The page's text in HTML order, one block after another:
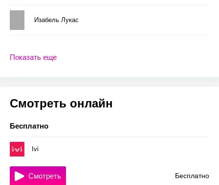
Изабель Лукас
Показать еще
Смотреть онлайн
Бесплатно
Ivi
Бесплатно
Смотреть